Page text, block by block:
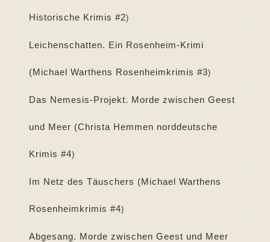
Historische Krimis #2)
Leichenschatten. Ein Rosenheim-Krimi
(Michael Warthens Rosenheimkrimis #3)
Das Nemesis-Projekt. Morde zwischen Geest
und Meer (Christa Hemmen norddeutsche
Krimis #4)
Im Netz des Täuschers (Michael Warthens
Rosenheimkrimis #4)
Abgesang. Morde zwischen Geest und Meer